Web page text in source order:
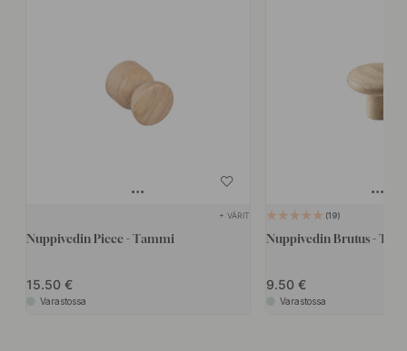
+ VÄRIT
Nuppivedin Piece - Tammi
15.50
Varastossa
19
Nuppivedin Brutus -
9.50
Varastossa